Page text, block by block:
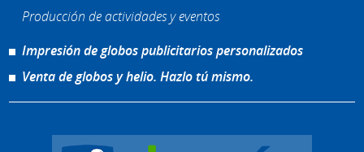
Producción de actividades y eventos
Impresión de globos publicitarios personalizados
Venta de globos y helio. Hazlo tú mismo.